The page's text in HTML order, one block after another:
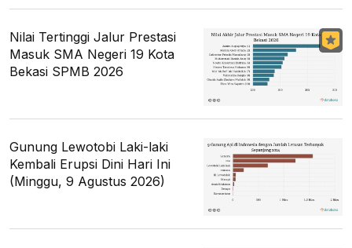
Nilai Tertinggi Jalur Prestasi
Masuk SMA Negeri 19 Kota
Bekasi SPMB 2026
Gunung Lewotobi Laki-laki
Kembali Erupsi Dini Hari Ini
(Minggu, 9 Agustus 2026)